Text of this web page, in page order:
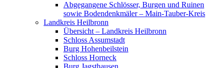
Abgegangene Schlösser, Burgen und Ruinen
sowie Bodendenkmäler – Main-Tauber-Kreis
Landkreis Heilbronn
Übersicht – Landkreis Heilbronn
Schloss Assumstadt
Burg Hohenbeilstein
Schloss Horneck
Burg Jagsthausen